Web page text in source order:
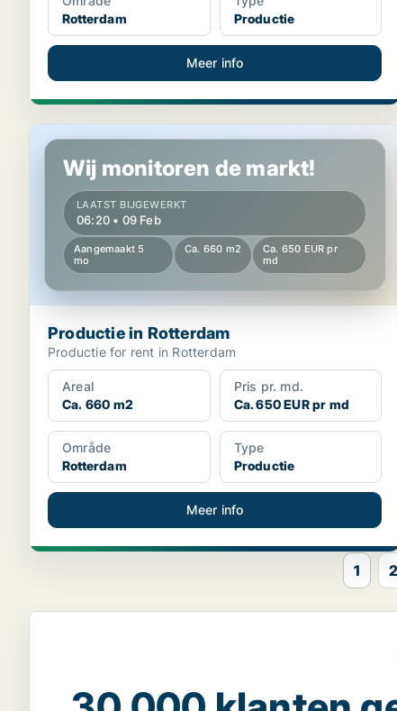
Rotterdam
Productie
Meer info
Productie in Rotterdam
Wij monitoren de markt!
LAATST BIJGEWERKT
06:20 • 09 Feb
Aangemaakt 5
mo
Ca. 660 m2
Ca. 650 EUR pr
md
Productie in Rotterdam
Productie for rent in Rotterdam
Areal
Ca. 660 m2
Pris pr. md.
Ca. 650 EUR pr md
Område
Rotterdam
Type
Productie
Meer info
1 2